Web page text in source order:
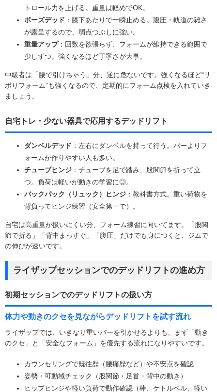
トロール力を上げる。重量は軽めでOK。
ポーズデッド ：膝下あたりで一瞬止める。腹圧・軌道の雑さ
が露呈するので、弱点つぶしに強い。
重量アップ：回数を欲張らず、フォームが維持できる範囲で
少しずつ。強くなるほど丁寧さが大事。
中級者は「腰で引けちゃう」分、逆に危ないです。強くなるほど“サ
ボりフォーム”も強くなるので、定期的にフォーム点検を入れていき
ましょう。
自宅トレ・少ない器具で応用するデッドリフト
ダンベルデッド ：左右にダンベルを持って行う。バーよりフ
ォームが作りやすい人も多い。
チューブヒンジ ：チューブを足で踏み、股関節を折って立
つ。負荷は軽いが動きの学習に◎。
バックパック（リュック）ヒンジ ：教科書方式。重い荷物を
背負ってヒンジ練習（安全第一で）。
自宅は高重量が扱いにくい分、フォーム練習に向いてます。「股関
節で折る」「背中まっすぐ」「腹圧」だけでも身につくと、ジムで
の伸びが速いです。
ライザップセッションでのデッドリフトの進め方
初期セッションでのデッドリフトの扱い方
体力や動きのクセを見ながらデッドリフトを試す流れ
ライザップでは、いきなり重いバーを引かせるよりも、まず「動き
のクセ」と「安全なフォーム」を優先する流れになりやすいです。
カウンセリングで既往歴（腰痛歴など）や不安点を確認
姿勢・可動域チェック（股関節・足首・背中の動き）
ヒップヒンジや軽い負荷で動作確認（棒、ケトルベル、軽い